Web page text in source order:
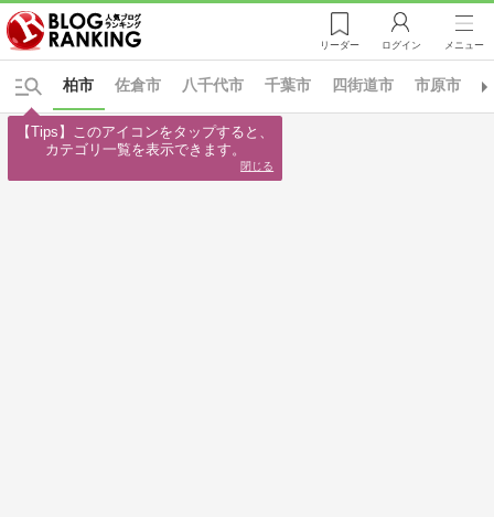
リーダー ログイン メニュー
佐倉市 八千代市 千葉市 四街道市 市原市
柏市
【Tips】このアイコンをタップすると、
カテゴリ一覧を表示できます。
閉じる